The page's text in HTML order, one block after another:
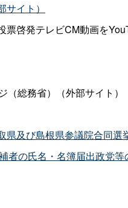
イト）
啓発テレビCM動画を
総務省）（外部サイト）
及び島根県参議院合同選
の氏名・名簿届出政党等